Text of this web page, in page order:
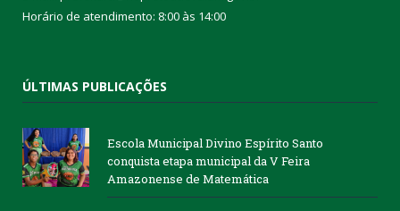
Horário de atendimento: 8:00 às 14:00
ÚLTIMAS PUBLICAÇÕES
Escola Municipal Divino Espírito Santo
conquista etapa municipal da V Feira
Amazonense de Matemática